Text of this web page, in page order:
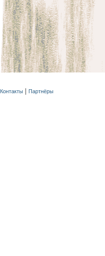
Контакты Партнёры